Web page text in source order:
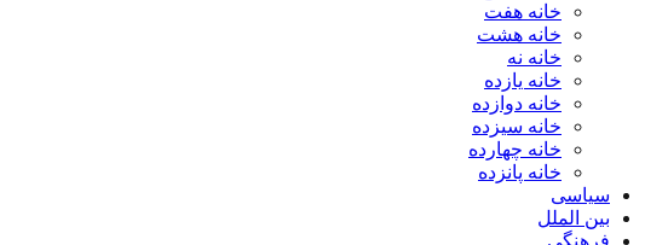
خانه هفت
خانه هشت
خانه نه
خانه یازده
خانه دوازده
خانه سیزده
خانه چهارده
خانه پانزده
سیاسی
بین الملل
فرهنگی